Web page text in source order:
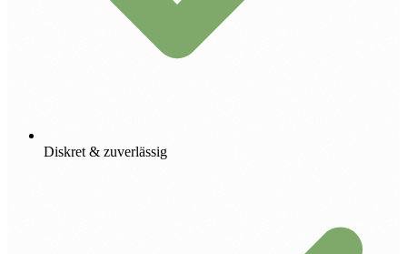
Diskret & zuverlässig